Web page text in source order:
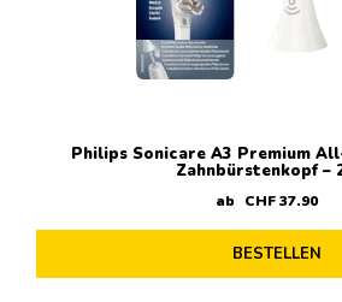
Philips Sonicare A3 Premium
Zahnbürstenkopf –
ab CHF37.90
BESTELLEN